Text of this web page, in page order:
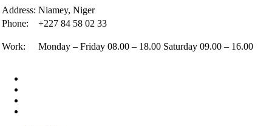
Address: Niamey, Niger
Phone:
+227 84 58 02 33
Work: Monday – Friday 08.00 – 18.00 Saturday 09.00 – 16.00